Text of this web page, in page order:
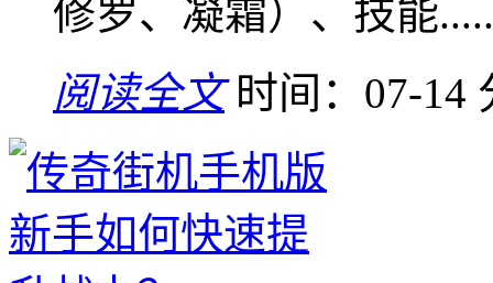
修罗、凝霜）、技能
阅读全文 时间：07-14